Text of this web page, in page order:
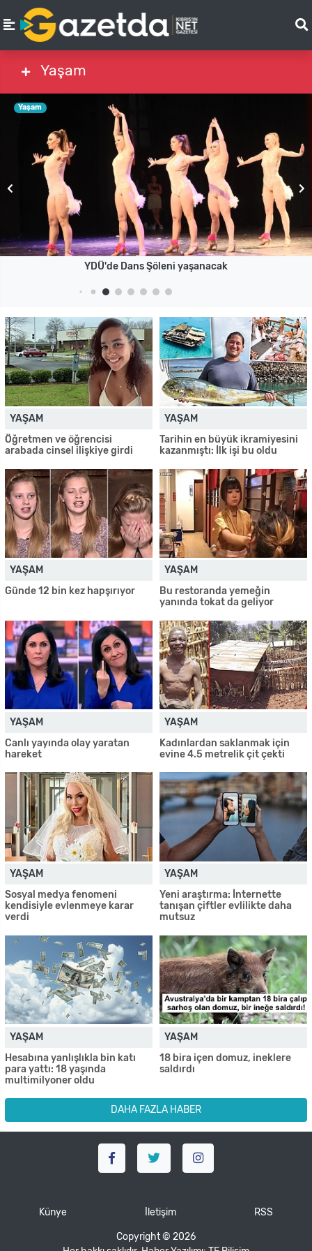
Yaşam
Yaşam
YDÜ'de Dans Şöleni yaşanacak
YAŞAM
Öğretmen ve öğrencisi
arabada cinsel ilişkiye girdi
YAŞAM
Tarihin en büyük ikramiyesini
kazanmıştı: İlk işi bu oldu
YAŞAM
Günde 12 bin kez hapşırıyor
YAŞAM
Bu restoranda yemeğin
yanında tokat da geliyor
YAŞAM
Canlı yayında olay yaratan
hareket
YAŞAM
Kadınlardan saklanmak için
evine 4.5 metrelik çit çekti
YAŞAM
Sosyal medya fenomeni
kendisiyle evlenmeye karar
verdi
YAŞAM
Yeni araştırma: İnternette
tanışan çiftler evlilikte daha
mutsuz
YAŞAM
Hesabına yanlışlıkla bin katı
para yattı: 18 yaşında
multimilyoner oldu
YAŞAM
18 bira içen domuz, ineklere
saldırdı
DAHA FAZLA HABER
Künye İletişim RSS
Copyright © 2026